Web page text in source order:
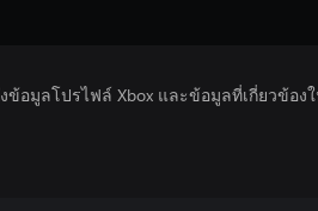
ข้อมูลโปรไฟล์ Xbox และข้อมูลที่เกี่ยวข้อ